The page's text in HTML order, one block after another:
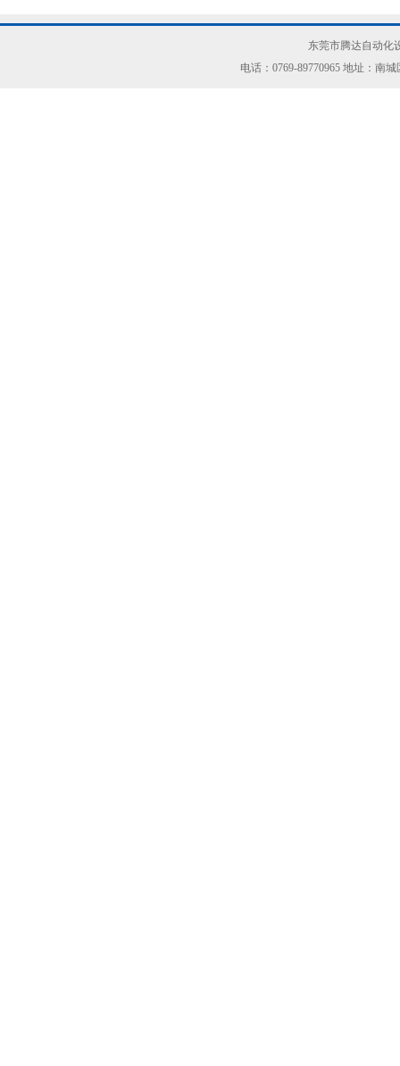
东莞市腾达自动化
电话：0769-89770965 地址：南